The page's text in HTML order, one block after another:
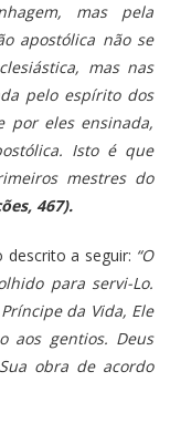
mas pela
apostólica não se
mas nas
pelo espírito dos
por eles ensinada,
Isto é que
mestres do
467).
a seguir: “O
para servi-Lo.
da Vida, Ele
aos gentios. Deus
obra de acordo